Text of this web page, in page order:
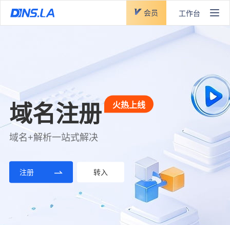
会员 工作台
域名注册 火热上线
域名+解析一站式解决
注册 转入
DNS智能云解析产品
线
SSL证书 全新上线
提供国际/国密算法、各大品牌；SSL证书一站式申
请、管理、部署服务
立即选购
DNS云加速全新上线
节点广泛、实时加速、污染预防
立即体验
全新云监控
协议丰富、自动切换、覆盖全国
立即体验